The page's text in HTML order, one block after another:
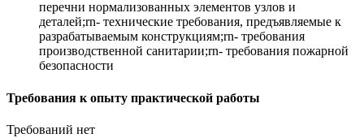
перечни нормализованных элементов узлов и
деталей;rn- технические требования, предъявляемые к
разрабатываемым конструкциям;rn- требования
производственной санитарии;rn- требования пожарной
безопасности
Требования к опыту практической работы
Требований нет